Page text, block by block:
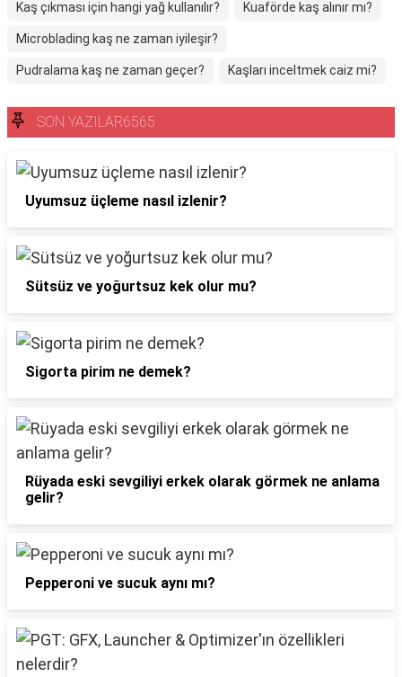
Kaş çıkması için hangi yağ kullanılır? Kuaförde kaş alınır mı?
Microblading kaş ne zaman iyileşir?
Pudralama kaş ne zaman geçer? Kaşları inceltmek caiz mi?
SON YAZILAR6565
Uyumsuz üçleme nasıl izlenir?
Sütsüz ve yoğurtsuz kek olur mu?
Sigorta pirim ne demek?
Rüyada eski sevgiliyi erkek olarak görmek ne anlama
gelir?
Pepperoni ve sucuk aynı mı?